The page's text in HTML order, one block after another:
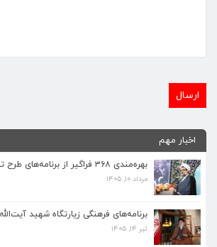
اخبار مهم
بهره‌مندی ۳۶۸ فراگیر از برنامه‌های طرح تابستا...
مرداد ۱۰, ۱۴۰۵
برنامه‌های فرهنگی زیارتگاه شهید
تیر ۱۴, ۱۴۰۵
برنامه‌های فرهنگی زیارتگاه شهید آیت‌الله مدرس...
پیام نوروزی رهبر انقلاب به مناسبت آغاز سال ۱۴...